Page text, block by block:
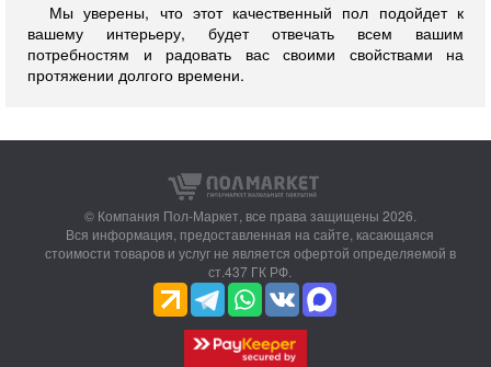
Мы уверены, что этот качественный пол подойдет к
вашему интерьеру, будет отвечать всем вашим
потребностям и радовать вас своими свойствами на
протяжении долгого времени.
© Компания Пол-Маркет, все права защищены 2026.
Вся информация, предоставленная на сайте, касающаяся
стоимости товаров и услуг не является офертой определяемой в
ст.437 ГК РФ.